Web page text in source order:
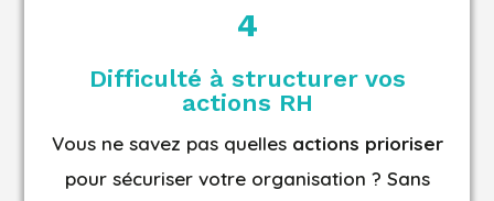
4
Difficulté à structurer vos
actions RH
Vous ne savez pas quelles actions prioriser
pour sécuriser votre organisation ? Sans